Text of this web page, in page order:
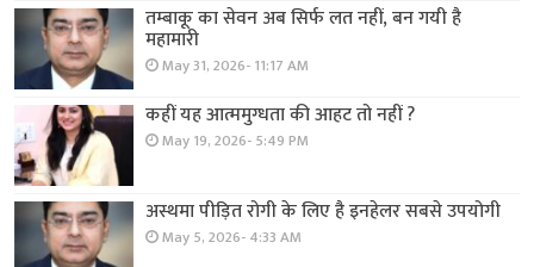
तम्बाकू का सेवन अब सिर्फ लत नहीं, बन गयी है
महामारी
May 31, 2026- 11:17 AM
कहीं यह आत्ममुग्धता की आहट तो नहीं ?
May 19, 2026- 5:49 PM
अस्थमा पीड़ित रोगी के लिए है इनहेलर सबसे उपयोगी
May 5, 2026- 4:33 AM